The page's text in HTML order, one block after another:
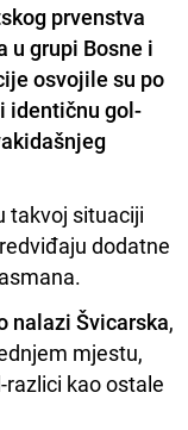
prvenstva
u grupi Bosne i
osvojile su po
identičnu gol-
takvoj situaciji
dodatne
nalazi Švicarska,
mjestu,
kao ostale